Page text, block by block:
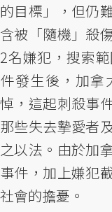
的目標」，但仍
含被「隨機」殺
2名嫌犯，搜索
件發生後，加拿
悼，這起刺殺事
那些失去摯愛者
之以法。由於加
事件，加上嫌犯
社會的擔憂。